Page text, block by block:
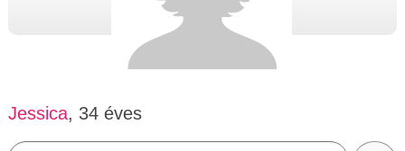
Jessica, 34 éves